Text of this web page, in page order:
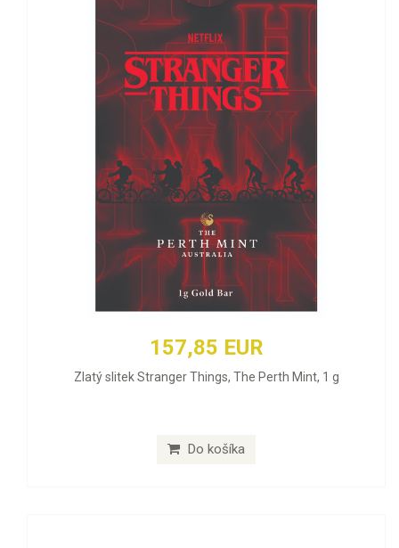
157,85 EUR
Zlatý slitek Stranger Things, The Perth Mint, 1 g
Do košíka